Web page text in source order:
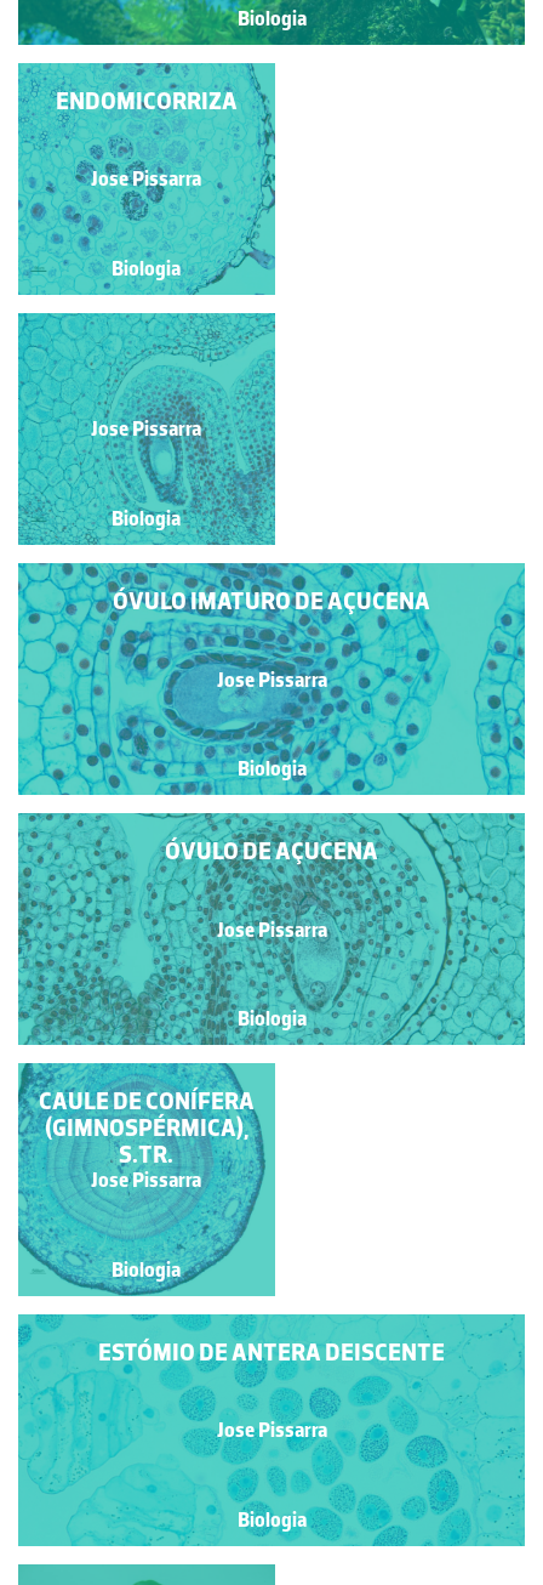
Biologia
FEIXES VASCULARES
DE CAULE PRIMÁRIO
DE DICOTILEDÓNEA
Jose Pissarra
Biologia
ENDOMICORRIZA
Jose Pissarra
Biologia
ENDOMICORRIZA -
PORMENOR
Jose Pissarra
Biologia
Jose Pissarra
Biologia
ÓVULO IMATURO DE AÇUCENA
Jose Pissarra
Biologia
ÓVULO DE AÇUCENA
Jose Pissarra
Biologia
ÓVARIO DE AÇUCENA
EM SECÇÃO
TRANSVERSAL
Jose Pissarra
Biologia
ESTÓMIO DE ANTERA DEISCENTE
Jose Pissarra
Biologia
CAULE DE CONÍFERA
(GIMNOSPÉRMICA),
S.TR.
Jose Pissarra
Biologia